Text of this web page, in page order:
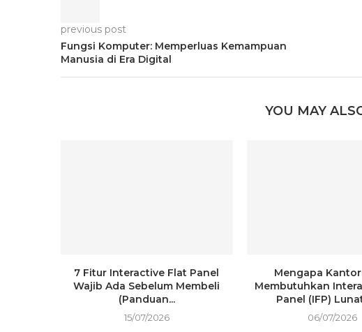
previous post
Fungsi Komputer: Memperluas Kemampuan
Manusia di Era Digital
YOU MAY
7 Fitur Interactive Flat Panel
Wajib Ada Sebelum Membeli
(Panduan...
15/07/2026
Mengapa
Membutuhkan
Panel (IFP)
06/07/2026